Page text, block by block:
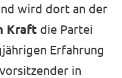
wird dort an der
Kraft die Partei
Erfahrung
in